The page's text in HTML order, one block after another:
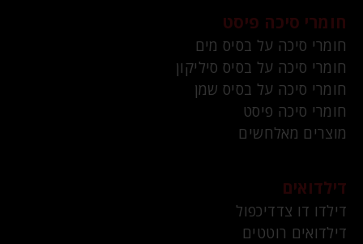
חומרי סיכה פיסט
חומרי סיכה על בסיס מים
חומרי סיכה על בסיס סיליקון
חומרי סיכה על בסיס שמן
חומרי סיכה פיסט
מוצרים מאלחשים
דילדואים
דילדו דו צדדיכפול
דילדואים רוטטים